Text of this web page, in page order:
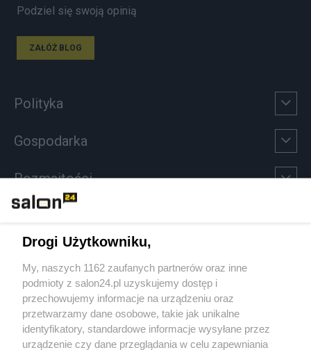
Podziel się swoją opinią
ZAŁÓŻ BLOG
Polityka
Gospodarka
Rozmaitości
Sport
Społeczeństwo
Kultura
Drogi Użytkowniku,
My, naszych 1162 zaufanych partnerów oraz inne
podmioty z salon24.pl uzyskujemy dostęp i
przechowujemy informacje na urządzeniu oraz
przetwarzamy dane osobowe, takie jak unikalne
identyfikatory, standardowe informacje wysyłane przez
urządzenie czy dane przeglądania w celu zapewniania